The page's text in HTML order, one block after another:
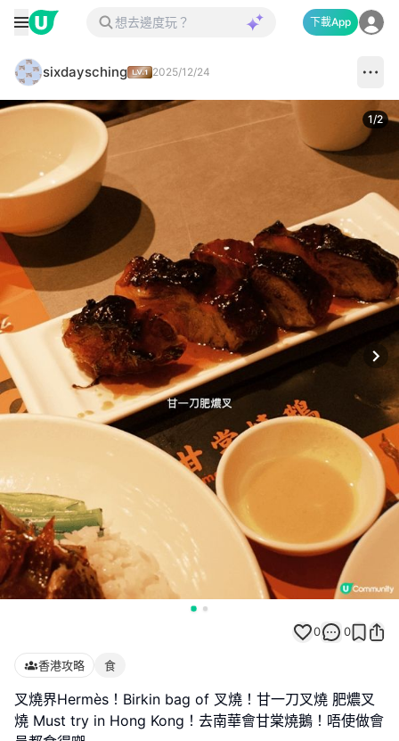
下載App
sixdaysching 2025/12/24
1/2
0 0
香港攻略 食
叉燒界Hermès！Birkin bag of 叉燒！甘一刀叉燒 肥燶叉
燒 Must try in Hong Kong！去南華會甘棠燒鵝！唔使做會